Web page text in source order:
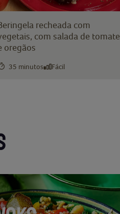
recheada com
com salada de tomate
oregãos
35 minutos Fácil